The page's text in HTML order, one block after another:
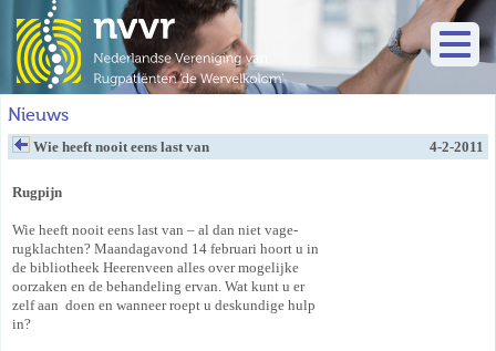
Nieuws
Wie heeft nooit eens last van 4-2-2011
Rugpijn
Wie heeft nooit eens last van – al dan niet vage-
rugklachten? Maandagavond 14 februari hoort u in
de bibliotheek Heerenveen alles over mogelijke
oorzaken en de behandeling ervan. Wat kunt u er
zelf aan doen en wanneer roept u deskundige hulp
in?